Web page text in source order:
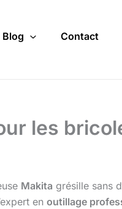
Blog Contact
les
Makita grésille sans
en outillage